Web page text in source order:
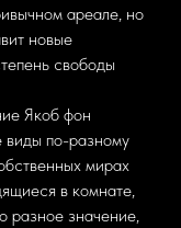
ареале, но
новые
свободы
Якоб фон
виды по-разному
мирах
в комнате,
разное значение,